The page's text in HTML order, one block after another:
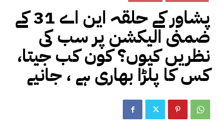
پشاور کے حلقہ این اے 31 کے
ضمنی الیکشن پر سب کی
نظریں کیوں‌؟ کون کب جیتا،
کس کا پلڑا بھاری ہے ، جانیے